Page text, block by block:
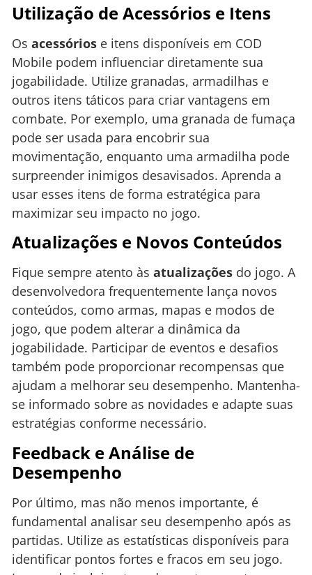
Utilização de Acessórios e Itens
Os acessórios e itens disponíveis em COD
Mobile podem influenciar diretamente sua
jogabilidade. Utilize granadas, armadilhas e
outros itens táticos para criar vantagens em
combate. Por exemplo, uma granada de fumaça
pode ser usada para encobrir sua
movimentação, enquanto uma armadilha pode
surpreender inimigos desavisados. Aprenda a
usar esses itens de forma estratégica para
maximizar seu impacto no jogo.
Atualizações e Novos Conteúdos
Fique sempre atento às atualizações do jogo. A
desenvolvedora frequentemente lança novos
conteúdos, como armas, mapas e modos de
jogo, que podem alterar a dinâmica da
jogabilidade. Participar de eventos e desafios
também pode proporcionar recompensas que
ajudam a melhorar seu desempenho. Mantenha-
se informado sobre as novidades e adapte suas
estratégias conforme necessário.
Feedback e Análise de
Desempenho
Por último, mas não menos importante, é
fundamental analisar seu desempenho após as
partidas. Utilize as estatísticas disponíveis para
identificar pontos fortes e fracos em seu jogo.